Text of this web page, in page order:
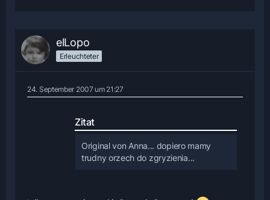
elLopo
Erleuchteter
24. September 2007 um 21:27
Zitat
Original von Anna... dopiero mamy
trudny orzech do zgryzienia...